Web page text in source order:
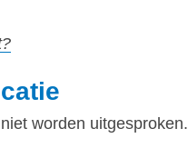
worden uitgesproken.